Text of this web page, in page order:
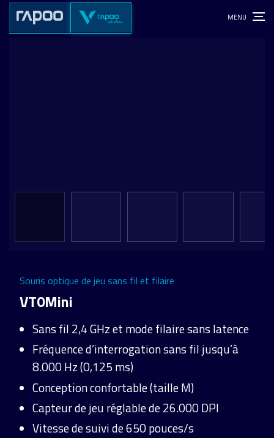
VT0Mini
Souris optique de jeu sans fil et filaire
Sans fil 2,4 GHz et mode filaire sans latence
Fréquence d’interrogation sans fil jusqu’à
8.000 Hz (0,125 ms)
Conception confortable (taille M)
Capteur de jeu réglable de 26.000 DPI
Vitesse de suivi de 650 pouces/s